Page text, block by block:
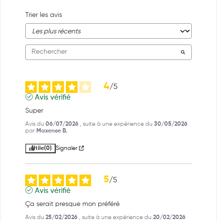
Trier les avis
4/5
Avis vérifié
Super
Avis du 06/07/2026 , suite à une expérience du 30/05/2026
par Maxence B.
Utile(0) Signaler
5/5
Avis vérifié
Ça serait presque mon préféré
Avis du 25/02/2026 , suite à une expérience du 20/02/2026